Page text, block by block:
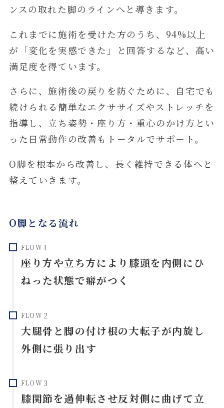
ンスの取れた脚のラインへと導きます。
これまでに施術を受けた方のうち、94%以上
が「変化を実感できた」と回答するなど、高い
満足度を得ています。
さらに、施術後の戻りを防ぐために、自宅でも
続けられる簡単なエクササイズやストレッチを
指導し、立ち姿勢・座り方・重心のかけ方とい
った日常動作の改善もトータルでサポート。
O脚を根本から改善し、長く維持できる体へと
整えていきます。
O脚となる流れ
FLOW
座り方や立ち方により膝頭を内側にひ
ねった状態で癖がつく
FLOW
大腿骨と脚の付け根の大転子が内旋し
外側に張り出す
FLOW
膝関節を過伸転させ反対側に曲げて立